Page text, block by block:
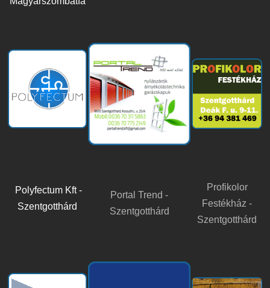
Polyfectum Kft -
Szentgotthárd
Portal Trend -
Szentgotthárd
Profikolor
Festékház -
Szentgotthárd